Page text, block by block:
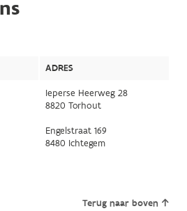
ADRES
Ieperse Heerweg 28
8820 Torhout
Engelstraat 169
8480 Ichtegem
Terug naar boven